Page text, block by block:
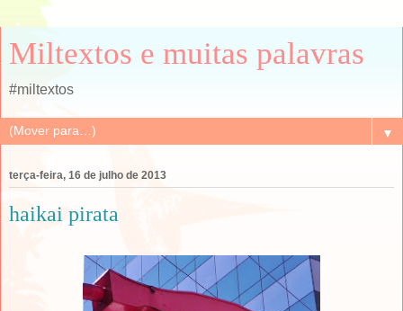
Miltextos e muitas palavras
#miltextos
▼
terça-feira, 16 de julho de 2013
haikai pirata